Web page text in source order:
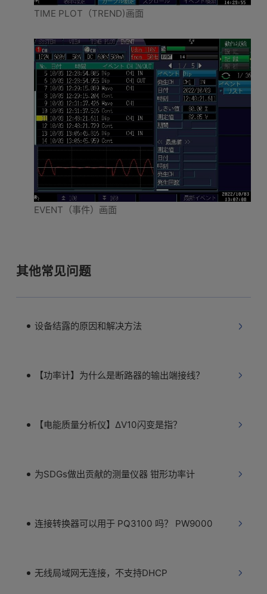
TIME PLOT（TREND)画面
EVENT（事件）画面
其他常见问题
设备结露的原因和解决方法
【功率计】为什么是断路器的输出端接线？
【电能质量分析仪】ΔV10闪变是指？
为SDGs做出贡献的测量仪器 钳形功率计
连接转换器可以用于 PQ3100 吗？ PW9000
无线局域网无连接，不支持DHCP